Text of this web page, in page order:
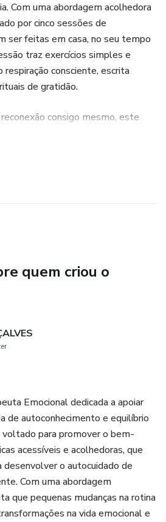
Com uma abordagem acolhedora
por cinco sessões de
ser feitas em casa, no seu tempo
traz exercícios simples e
consciente, escrita
de gratidão.
consigo mesmo, este
de paz interior.
processo terapêutico, iniciantes
leveza emocional
quem criou o
Emocional dedicada a apoiar
de autoconhecimento e equilíbrio
para promover o bem-
acessíveis e acolhedoras, que
desenvolver o autocuidado de
Com uma abordagem
que pequenas mudanças na rotina
na vida emocional e